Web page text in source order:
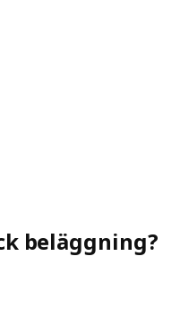
beläggning?